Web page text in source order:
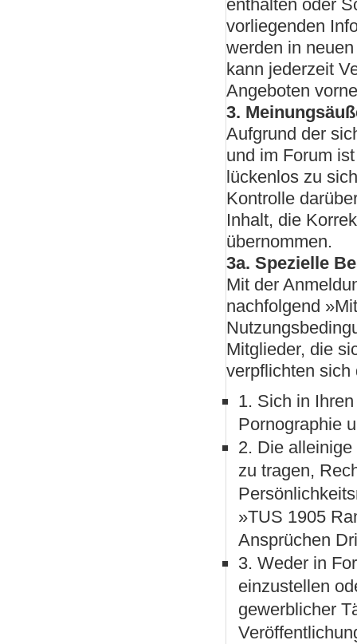
enthalten oder
vorliegenden
werden in
kann jederzeit
Angeboten
3.
Aufgrund der
und im Forum
lückenlos zu
Kontrolle
Inhalt, die
übernommen.
3a. Spezielle
Mit der
nachfolgend
Mitglieder, die
verpflichten sich
1. Sich in
Pornographie
2. Die
zu tragen,
»TUS 1905
Ansprüchen
3. Weder in
einzustellen
gewerblicher